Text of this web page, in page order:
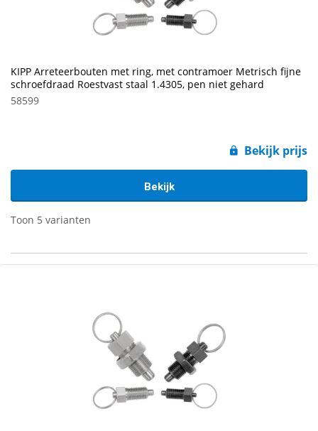
KIPP Arreteerbouten met ring, met contramoer Metrisch fijne
schroefdraad Roestvast staal 1.4305, pen niet gehard
58599
Bekijk prijs
Bekijk
Toon 5 varianten